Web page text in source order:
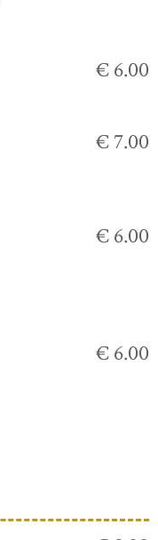
€ 6.00
€ 7.00
€ 6.00
€ 6.00